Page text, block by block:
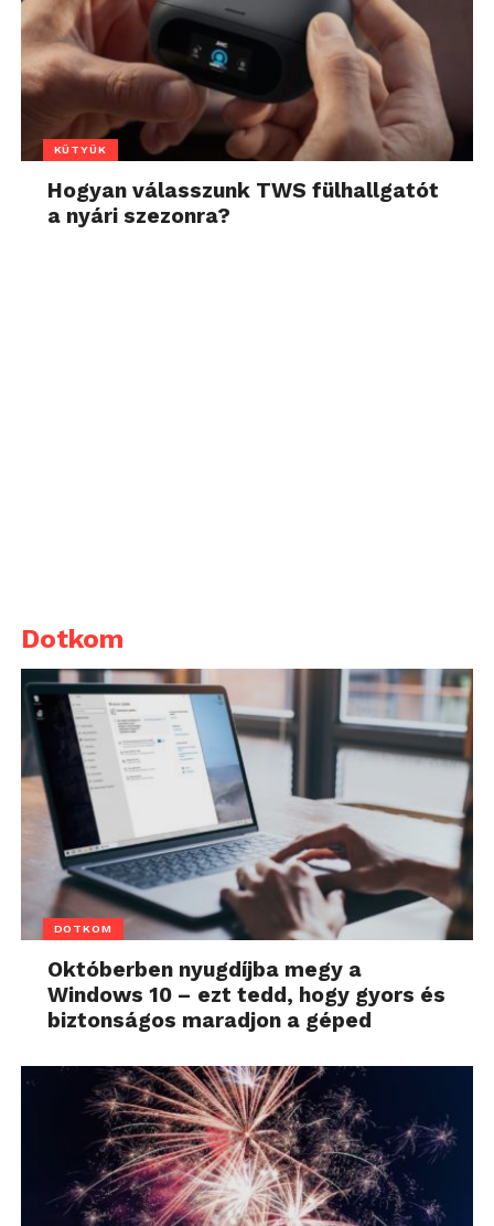
KÜTYÜK
Hogyan válasszunk TWS fülhallgatót
a nyári szezonra?
Dotkom
DOTKOM
Októberben nyugdíjba megy a
Windows 10 – ezt tedd, hogy gyors és
biztonságos maradjon a géped